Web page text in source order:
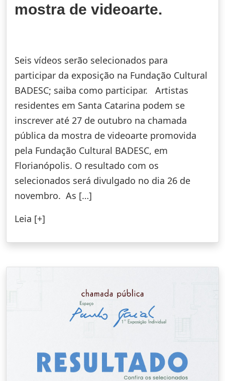
mostra de videoarte.
Seis vídeos serão selecionados para
participar da exposição na Fundação Cultural
BADESC; saiba como participar. Artistas
residentes em Santa Catarina podem se
inscrever até 27 de outubro na chamada
pública da mostra de videoarte promovida
pela Fundação Cultural BADESC, em
Florianópolis. O resultado com os
selecionados será divulgado no dia 26 de
novembro. As […]
Leia [+]